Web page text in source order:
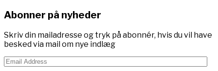
Abonner på nyheder
Skriv din mailadresse og tryk på abonnér, hvis du vil have
besked via mail om nye indlæg
Email